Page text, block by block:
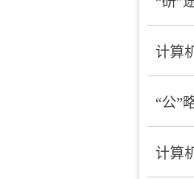
计算
“公”
计算